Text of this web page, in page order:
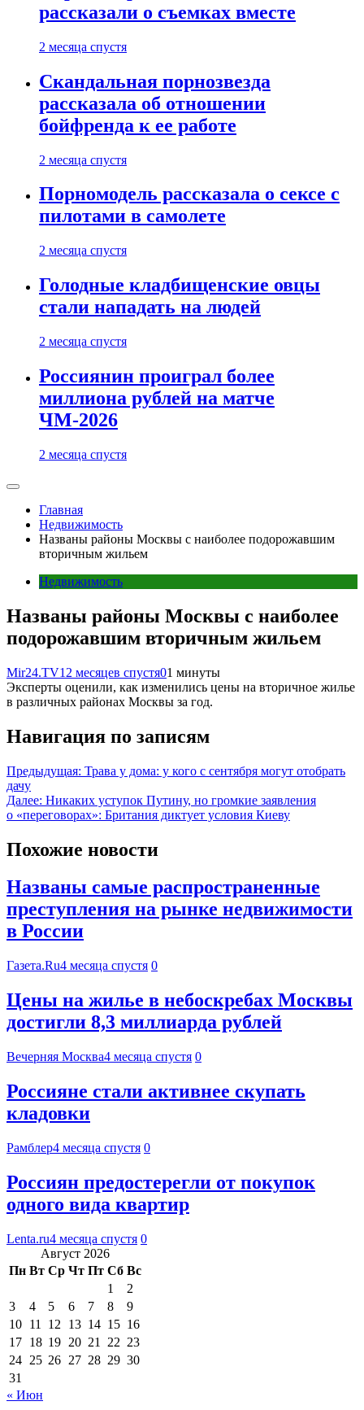
рассказали о съемках вместе
2 месяца спустя
Скандальная порнозвезда
рассказала об отношении
бойфренда к ее работе
2 месяца спустя
Порномодель рассказала о сексе с
пилотами в самолете
2 месяца спустя
Голодные кладбищенские овцы
стали нападать на людей
2 месяца спустя
Россиянин проиграл более
миллиона рублей на матче
ЧМ-2026
2 месяца спустя
Главная
Недвижимость
Названы районы Москвы с наиболее подорожавшим
вторичным жильем
Недвижимость
Названы районы Москвы с наиболее
подорожавшим вторичным жильем
Mir24.TV12 месяцев спустя01 минуты
Эксперты оценили, как изменились цены на вторичное жилье
в различных районах Москвы за год.
Навигация по записям
Предыдущая: Трава у дома: у кого с сентября могут отобрать
дачу
Далее: Никаких уступок Путину, но громкие заявления
о «переговорах»: Британия диктует условия Киеву
Похожие новости
Названы самые распространенные
преступления на рынке недвижимости
в России
Газета.Ru4 месяца спустя 0
Цены на жилье в небоскребах Москвы
достигли 8,3 миллиарда рублей
Вечерняя Москва4 месяца спустя 0
Россияне стали активнее скупать
кладовки
Рамблер4 месяца спустя 0
Россиян предостерегли от покупок
одного вида квартир
Lenta.ru4 месяца спустя 0
Август 2026
Пн Вт Ср Чт Пт Сб Вс
1
2
3
4 5 6 7 8
9
10 11 12 13 14 15 16
17 18 19 20 21 22 23
24 25 26 27 28 29 30
31
« Июн